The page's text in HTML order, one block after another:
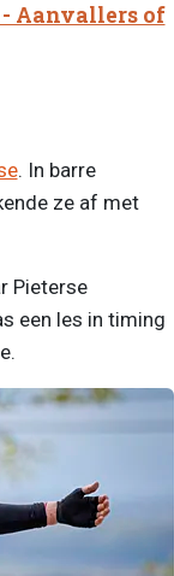
- Aanvallers of
. In barre
ze af met
Pieterse
een les in timing